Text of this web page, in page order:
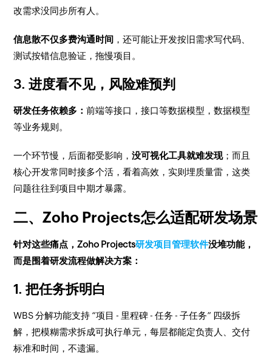
改需求没同步所有人。
信息散不仅多费沟通时间 ，还可能让开发按旧需求写代码、
测试按错信息验证，拖慢项目。
3. 进度看不见，风险难预判
研发任务依赖多：前端等接口，接口等数据模型，数据模型
等业务规则。
一个环节慢，后面都受影响，没可视化工具就难发现；而且
核心开发常同时接多个活，看着高效，实则埋质量雷，这类
问题往往到项目中期才暴露。
二、Zoho Projects怎么适配研发场景
针对这些痛点，Zoho Projects研发项目管理软件没堆功能，
而是围着研发流程做解决方案：
1. 把任务拆明白
WBS 分解功能支持 “项目 - 里程碑 - 任务 - 子任务” 四级拆
解，把模糊需求拆成可执行单元，每层都能定负责人、交付
标准和时间，不遗漏。